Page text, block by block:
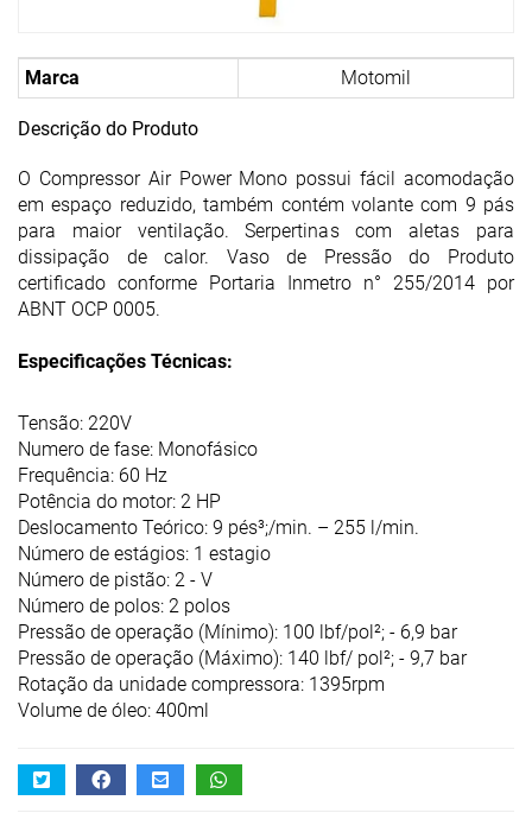
Marca Motomil
Descrição do Produto
O Compressor Air Power Mono possui fácil acomodação
em espaço reduzido, também contém volante com 9 pás
para maior ventilação. Serpertinas com aletas para
dissipação de calor. Vaso de Pressão do Produto
certificado conforme Portaria Inmetro n° 255/2014 por
ABNT OCP 0005.
Especificações Técnicas:
Tensão: 220V
Numero de fase: Monofásico
Frequência: 60 Hz
Potência do motor: 2 HP
Deslocamento Teórico: 9 pés³;/min. – 255 l/min.
Número de estágios: 1 estagio
Número de pistão: 2 - V
Número de polos: 2 polos
Pressão de operação (Mínimo): 100 lbf/pol²; - 6,9 bar
Pressão de operação (Máximo): 140 lbf/ pol²; - 9,7 bar
Rotação da unidade compressora: 1395rpm
Volume de óleo: 400ml